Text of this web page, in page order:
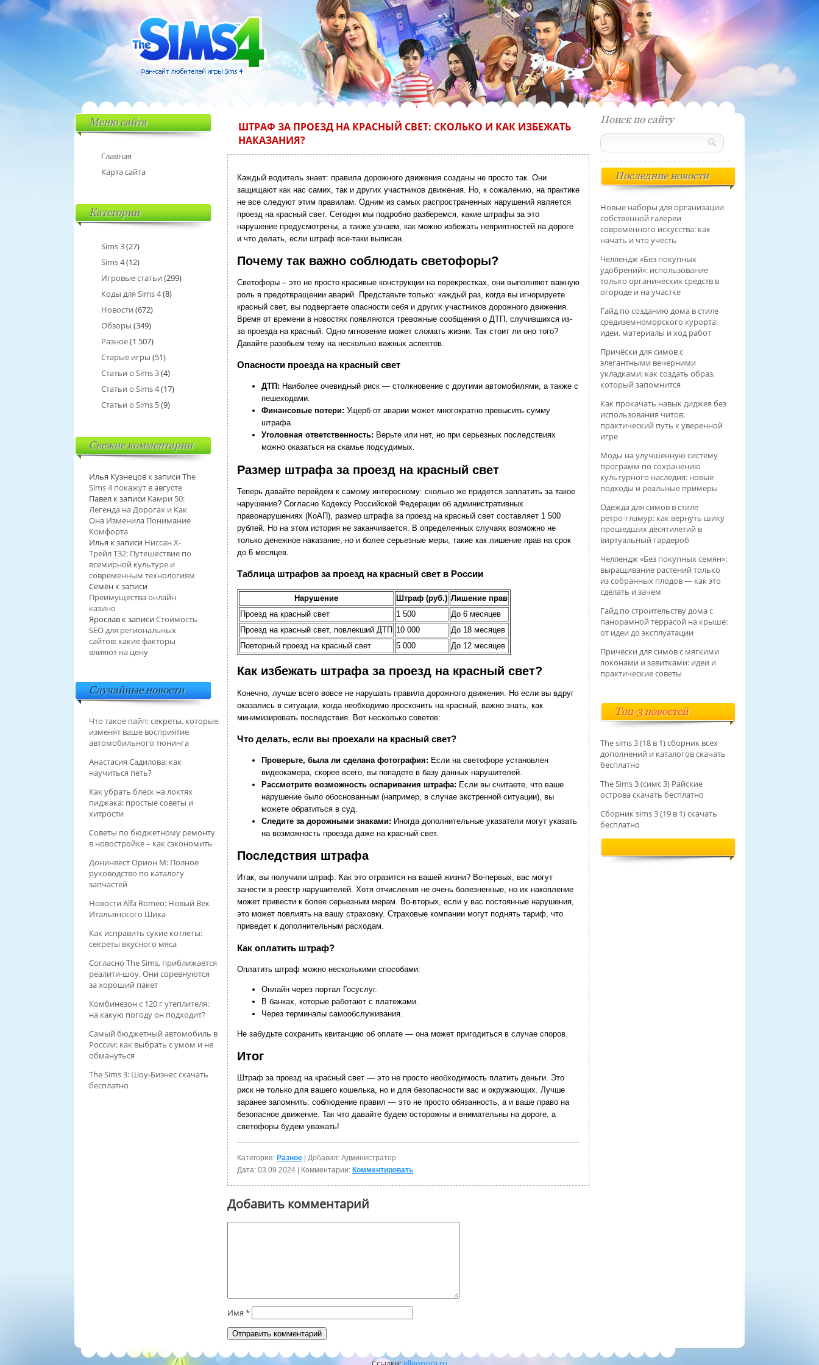
ШТРАФ ЗА ПРОЕЗД НА КРАСНЫЙ СВЕТ: СКОЛЬКО И КАК ИЗБЕЖАТЬ
НАКАЗАНИЯ?
Каждый водитель знает: правила дорожного движения созданы не просто так. Они
защищают как нас самих, так и других участников движения. Но, к сожалению, на практике
не все следуют этим правилам. Одним из самых распространенных нарушений является
проезд на красный свет. Сегодня мы подробно разберемся, какие штрафы за это
нарушение предусмотрены, а также узнаем, как можно избежать неприятностей на дороге
и что делать, если штраф все-таки выписан.
Почему так важно соблюдать светофоры?
Светофоры – это не просто красивые конструкции на перекрестках, они выполняют важную
роль в предотвращении аварий. Представьте только: каждый раз, когда вы игнорируете
красный свет, вы подвергаете опасности себя и других участников дорожного движения.
Время от времени в новостях появляются тревожные сообщения о ДТП, случившихся из-
за проезда на красный. Одно мгновение может сломать жизни. Так стоит ли оно того?
Давайте разобьем тему на несколько важных аспектов.
Опасности проезда на красный свет
ДТП: Наиболее очевидный риск — столкновение с другими автомобилями, а также с
пешеходами.
Финансовые потери: Ущерб от аварии может многократно превысить сумму
штрафа.
Уголовная ответственность: Верьте или нет, но при серьезных последствиях
можно оказаться на скамье подсудимых.
Размер штрафа за проезд на красный свет
Теперь давайте перейдем к самому интересному: сколько же придется заплатить за такое
нарушение? Согласно Кодексу Российской Федерации об административных
правонарушениях (КоАП), размер штрафа за проезд на красный свет составляет 1 500
рублей. Но на этом история не заканчивается. В определенных случаях возможно не
только денежное наказание, но и более серьезные меры, такие как лишение прав на срок
до 6 месяцев.
Таблица штрафов за проезд на красный свет в России
Нарушение Штраф (руб.) Лишение прав
Проезд на красный свет
1 500
До 6 месяцев
Проезд на красный свет, повлекший ДТП 10 000
До 18 месяцев
Повторный проезд на красный свет
5 000 До 12 месяцев
Как избежать штрафа за проезд на красный свет?
Конечно, лучше всего вовсе не нарушать правила дорожного движения. Но если вы вдруг
оказались в ситуации, когда необходимо проскочить на красный, важно знать, как
минимизировать последствия. Вот несколько советов:
Что делать, если вы проехали на красный свет?
Проверьте, была ли сделана фотография: Если на светофоре установлен
видеокамера, скорее всего, вы попадете в базу данных нарушителей.
Рассмотрите возможность оспаривания штрафа: Если вы считаете, что ваше
нарушение было обоснованным (например, в случае экстренной ситуации), вы
можете обратиться в суд.
Следите за дорожными знаками: Иногда дополнительные указатели могут указать
на возможность проезда даже на красный свет.
Последствия штрафа
Итак, вы получили штраф. Как это отразится на вашей жизни? Во-первых, вас могут
занести в реестр нарушителей. Хотя отчисления не очень болезненные, но их накопление
может привести к более серьезным мерам. Во-вторых, если у вас постоянные нарушения,
это может повлиять на вашу страховку. Страховые компании могут поднять тариф, что
приведет к дополнительным расходам.
Как оплатить штраф?
Оплатить штраф можно несколькими способами:
Онлайн через портал Госуслуг.
В банках, которые работают с платежами.
Через терминалы самообслуживания.
Не забудьте сохранить квитанцию об оплате — она может пригодиться в случае споров.
Итог
Штраф за проезд на красный свет — это не просто необходимость платить деньги. Это
риск не только для вашего кошелька, но и для безопасности вас и окружающих. Лучше
заранее запомнить: соблюдение правил — это не просто обязанность, а и ваше право на
безопасное движение. Так что давайте будем осторожны и внимательны на дороге, а
светофоры будем уважать!
Категория: Разное | Добавил: Администратор
Дата: 03.09.2024 | Комментарии: Комментировать
Добавить комментарий
Имя *
Меню сайта
Главная
Карта сайта
Категории
Sims 3(27)
Sims 4(12)
Игровые статьи (299)
Коды для Sims 4(8)
Новости (672)
Обзоры (349)
Разное(1 507)
Старые игры (51)
Статьи о Sims 3(4)
Статьи о Sims 4(17)
Статьи о Sims 5(9)
Свежие комментарии
Илья Кузнецов к записиThe
Sims 4 покажут в августе
Павел к записи Камри 50:
Легенда на Дорогах и Как
Она Изменила Понимание
Комфорта
Илья к записи Ниссан Х-
Трейл T32: Путешествие по
всемирной культуре и
современным технологиям
Семён к записи
Преимущества онлайн
казино
Ярослав к записиСтоимость
SEO для региональных
сайтов: какие факторы
влияют на цену
Случайные новости
Что такое пайп: секреты, которые
изменят ваше восприятие
автомобильного тюнинга
Анастасия Садилова: как
научиться петь?
Как убрать блеск на локтях
пиджака: простые советы и
хитрости
Советы по бюджетному ремонту
в новостройке – как сэкономить
Донинвест Орион М: Полное
руководство по каталогу
запчастей
Новости Alfa Romeo: Новый Век
Итальянского Шика
Как исправить сухие котлеты:
секреты вкусного мяса
Согласно The Sims, приближается
реалити-шоу. Они соревнуются
за хороший пакет
Комбинезон с 120 г утеплителя:
на какую погоду он подходит?
Самый бюджетный автомобиль в
России: как выбрать с умом и не
обмануться
The Sims 3: Шоу-Бизнес скачать
бесплатно
Поиск по сайту
Последние новости
Новые наборы для организации
собственной галереи
современного искусства: как
начать и что учесть
Челлендж «Без покупных
удобрений»: использование
только органических средств в
огороде и на участке
Гайд по созданию дома в стиле
средиземноморского курорта:
идеи, материалы и ход работ
Причёски для симов с
элегантными вечерними
укладками: как создать образ,
который запомнится
Как прокачать навык диджея без
использования читов:
практический путь к уверенной
игре
Моды на улучшенную систему
программ по сохранению
культурного наследия: новые
подходы и реальные примеры
Одежда для симов в стиле
ретро‑гламур: как вернуть шику
прошедших десятилетий в
виртуальный гардероб
Челлендж «Без покупных семян»:
выращивание растений только
из собранных плодов — как это
сделать и зачем
Гайд по строительству дома с
панорамной террасой на крыше:
от идеи до эксплуатации
Причёски для симов с мягкими
локонами и завитками: идеи и
практические советы
Топ-3 новостей
The sims 3 (18 в 1) сборник всех
дополнений и каталогов скачать
бесплатно
The Sims 3 (симс 3) Райские
острова скачать бесплатно
Сборник sims 3 (19 в 1) скачать
бесплатно